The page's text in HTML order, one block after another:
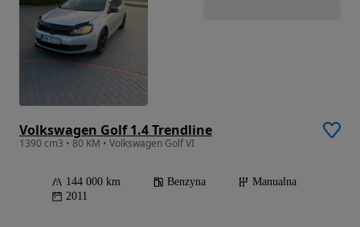
Volkswagen Golf 1.4 Trendline
1390 cm3 • 80 KM • Volkswagen Golf VI
144 000 km Benzyna
Manualna
2011